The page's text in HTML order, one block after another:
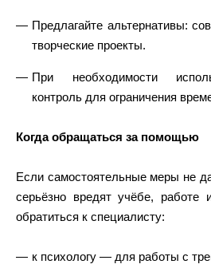
Предлагайте альтернативы:
творческие проекты.
При необходимости
контроль для ограничения
Когда обращаться за помощью
Если самостоятельные меры не
серьёзно вредят учёбе, работе
обратиться к специалисту:
к психологу — для работы с